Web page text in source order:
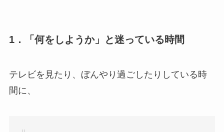
1．「何をしようか」と迷っている時間
テレビを見たり、ぼんやり過ごしたりしている時
間に、